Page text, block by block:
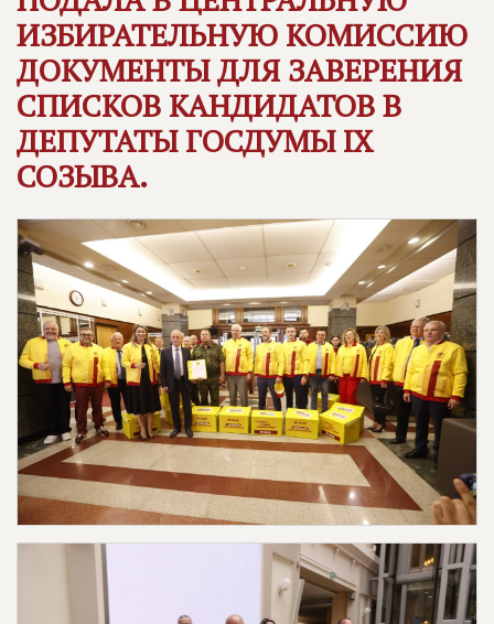
ИЗБИРАТЕЛЬНУЮ КОМИССИЮ
ДОКУМЕНТЫ ДЛЯ ЗАВЕРЕНИЯ
СПИСКОВ КАНДИДАТОВ В
ДЕПУТАТЫ ГОСДУМЫ IX
СОЗЫВА.